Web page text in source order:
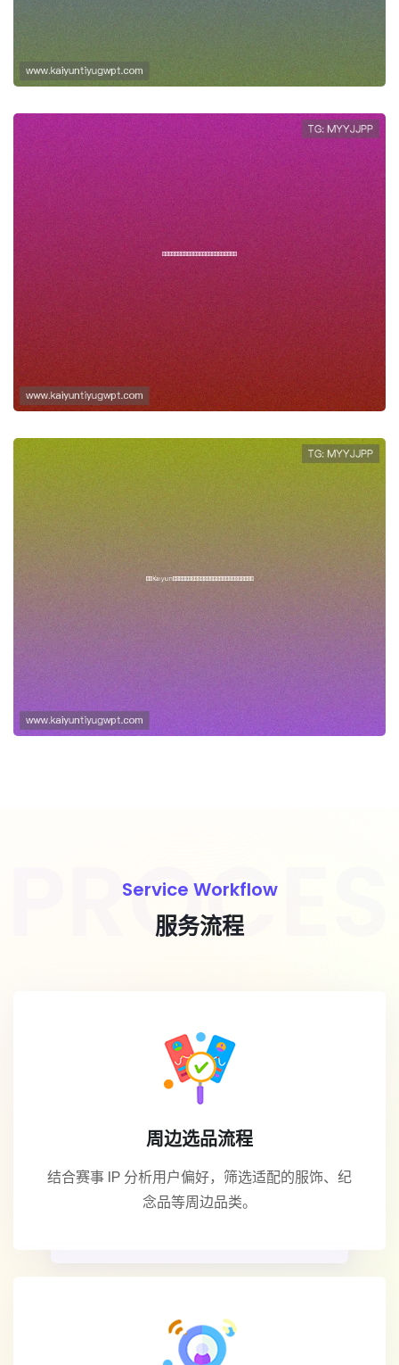
最新K体育直播app下载安装教程，确
保你不错过任何精彩体育赛事
摩洛哥与海地关系背景及其对国际足球
交流的影响分析
探索Kaiyun开云网娱乐的丰富内容：
优质游戏推荐与娱乐资讯深度解读
Service Workflow
服务流程
周边选品流程
结合赛事 IP 分析用户偏好，筛选适配的服饰、纪
念品等周边品类。